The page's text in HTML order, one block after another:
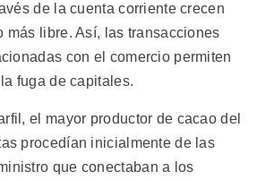
de la cuenta corriente crecen
más libre. Así, las transacciones
con el comercio permiten
fuga de capitales.
el mayor productor de cacao del
procedían inicialmente de las
que conectaban a los